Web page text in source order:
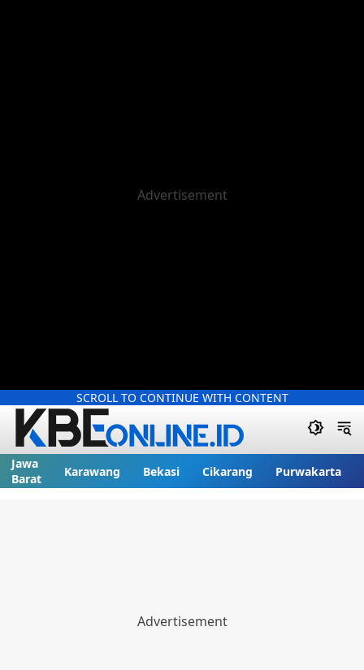
SCROLL TO CONTINUE WITH CONTENT
Jawa
Barat
Karawang Bekasi Cikarang Purwakarta